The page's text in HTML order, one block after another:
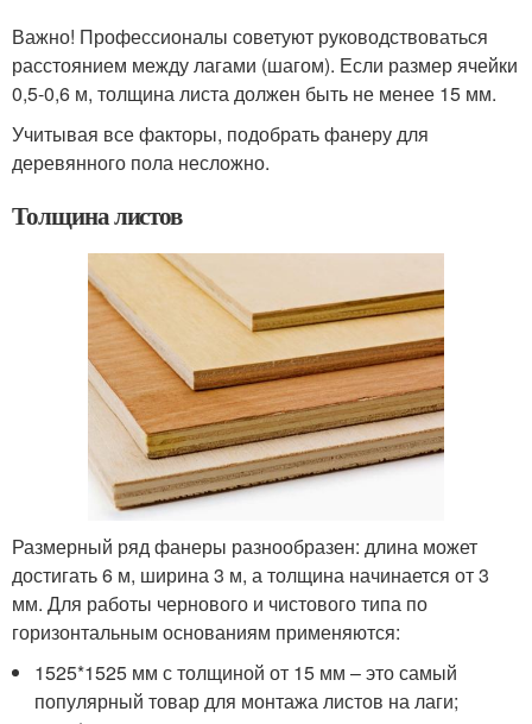
Важно! Профессионалы советуют руководствоваться
расстоянием между лагами (шагом). Если размер ячейки
0,5-0,6 м, толщина листа должен быть не менее 15 мм.
Учитывая все факторы, подобрать фанеру для
деревянного пола несложно.
Толщина листов
Размерный ряд фанеры разнообразен: длина может
достигать 6 м, ширина 3 м, а толщина начинается от 3
мм. Для работы чернового и чистового типа по
горизонтальным основаниям применяются:
1525*1525 мм с толщиной от 15 мм – это самый
популярный товар для монтажа листов на лаги;